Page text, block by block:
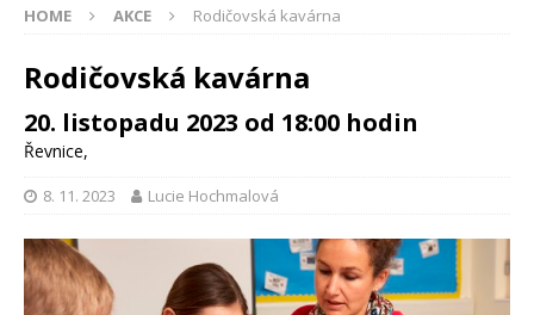
HOME AKCE Rodičovská kavárna
Rodičovská kavárna
20. listopadu 2023 od 18:00 hodin
Řevnice,
8. 11. 2023 Lucie Hochmalová